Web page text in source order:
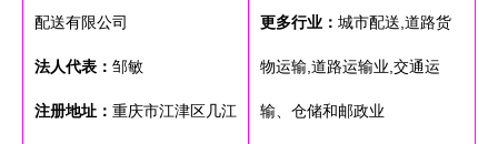
配送有限公司
法人代表： 邹敏
注册地址： 重庆市江津区几江
更多行业： 城市配送,道路货
物运输,道路运输业,交通运
输、仓储和邮政业